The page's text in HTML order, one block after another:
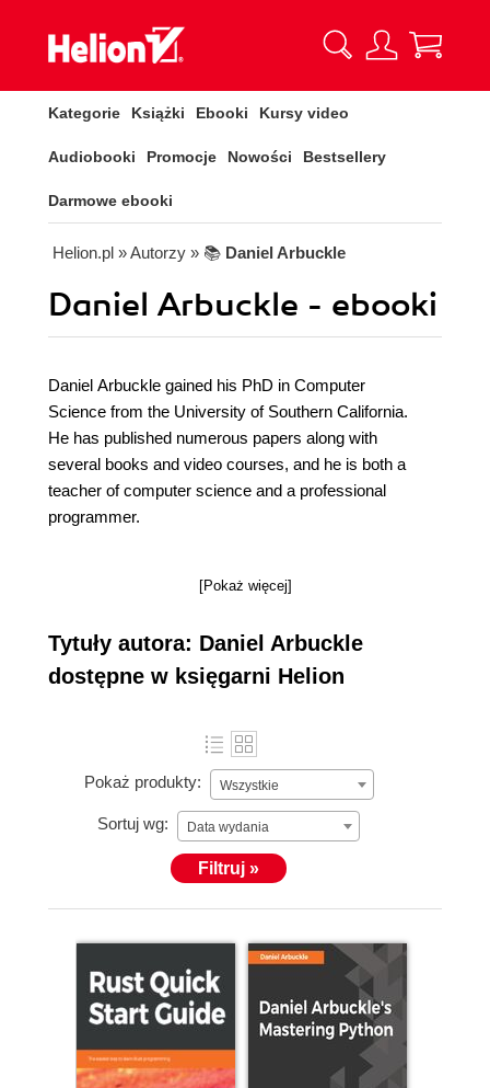
Kategorie Książki Ebooki Kursy video
Audiobooki Promocje Nowości Bestsellery
Darmowe ebooki
Helion.pl » Autorzy » 📚 Daniel Arbuckle
Daniel Arbuckle - ebooki
Daniel Arbuckle gained his PhD in Computer
Science from the University of Southern California.
He has published numerous papers along with
several books and video courses, and he is both a
teacher of computer science and a professional
programmer.
[Pokaż więcej]
Tytuły autora: Daniel Arbuckle
dostępne w księgarni Helion
Pokaż produkty: Wszystkie
Sortuj wg: Data wydania
Filtruj »